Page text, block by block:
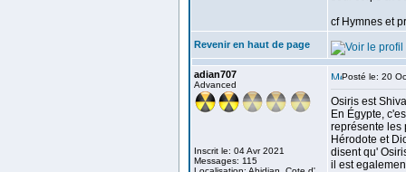
cf Hymnes et
Revenir en haut de page
adian707
Advanced
Inscrit le: 04 Avr 2021
Messages: 115
Posté le: 20
Osiris est Shiva
En Égypte,
représente les
Hérodote et
disent qu'
il est